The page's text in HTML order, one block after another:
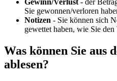
Gewinn/Verlust- der
Sie gewonnen/verloren
Notizen - Sie können sich
gewettet haben, wie Sie
Was können Sie aus
ablesen?